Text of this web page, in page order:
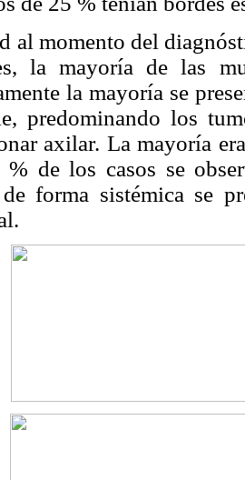
al momento del
la mayoría de las
la mayoría se
predominando los
axilar. La mayoría
% de los casos se
forma sistémica se